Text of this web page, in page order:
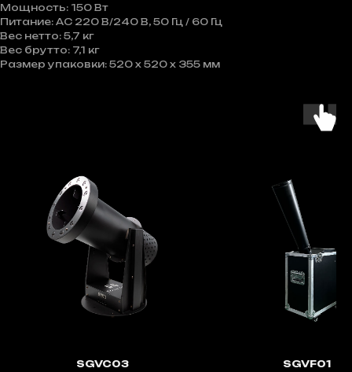
Мощность: 150 Вт
Питание: AC 220 В/240 В, 50 Гц / 60 Гц
Вес нетто: 5,7 кг
Вес брутто: 7,1 кг
Размер упаковки: 520 x 520 x 355 мм
SGVC03 SGVF01